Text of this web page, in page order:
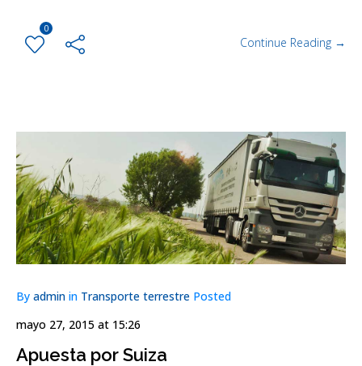
0
Continue Reading →
By admin in Transporte terrestre Posted
mayo 27, 2015 at 15:26
Apuesta por Suiza